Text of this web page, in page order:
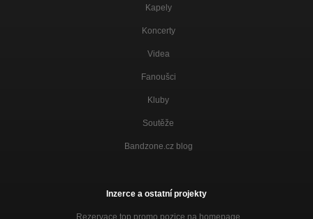
Kapely
Koncerty
Videa
Fanoušci
Kluby
Soutěže
Bandzone.cz blog
Inzerce a ostatní projekty
Rezervace top promo pozice na homepage